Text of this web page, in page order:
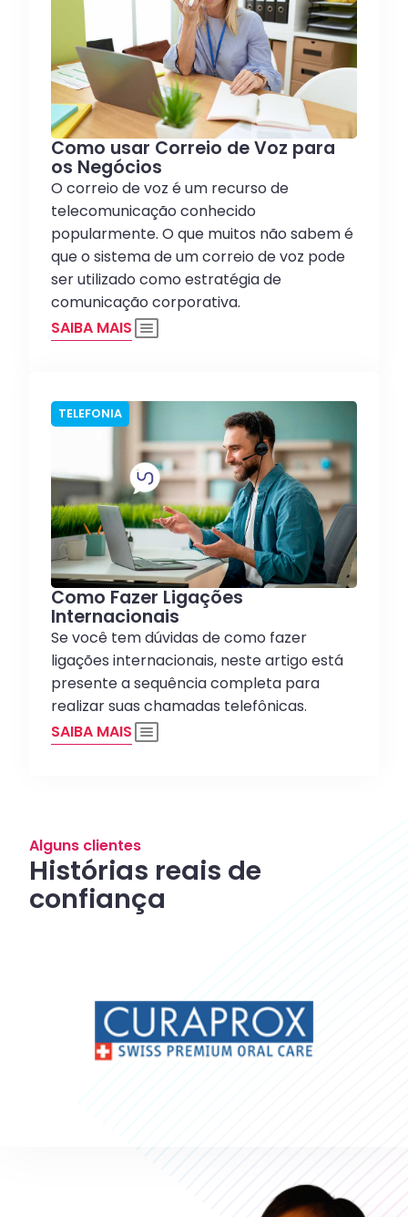
Como usar Correio de Voz para
os Negócios
O correio de voz é um recurso de
telecomunicação conhecido
popularmente. O que muitos não sabem é
que o sistema de um correio de voz pode
ser utilizado como estratégia de
comunicação corporativa.
SAIBA MAIS
TELEFONIA
Como Fazer Ligações
Internacionais
Se você tem dúvidas de como fazer
ligações internacionais, neste artigo está
presente a sequência completa para
realizar suas chamadas telefônicas.
SAIBA MAIS
Alguns clientes
Histórias reais de
confiança